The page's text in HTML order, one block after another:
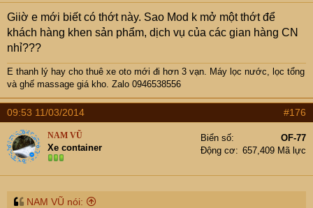
Giiờ e mới biết có thớt này. Sao Mod k mở một thớt để
khách hàng khen sản phẩm, dịch vụ của các gian hàng CN
nhỉ???
E thanh lý hay cho thuê xe oto mới đi hơn 3 vạn. Máy lọc nước, lọc tổng
và ghế massage giá kho. Zalo 0946538556
09:53 11/03/2014 #176
NAM VŨ
Xe container
Biển số
OF-77
Động cơ
657,409 Mã lực
NAM VŨ nói: